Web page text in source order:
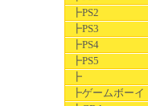
┣PS2
┣PS3
┣PS4
┣PS5
┣
┣ゲームボーイ